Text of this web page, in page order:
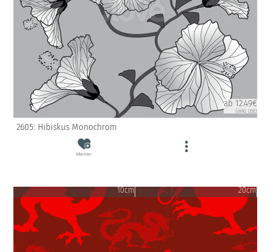
ab 12.49€
(inkl. USt)
2605: Hibiskus Monochrom
Merken
10cm 20cm